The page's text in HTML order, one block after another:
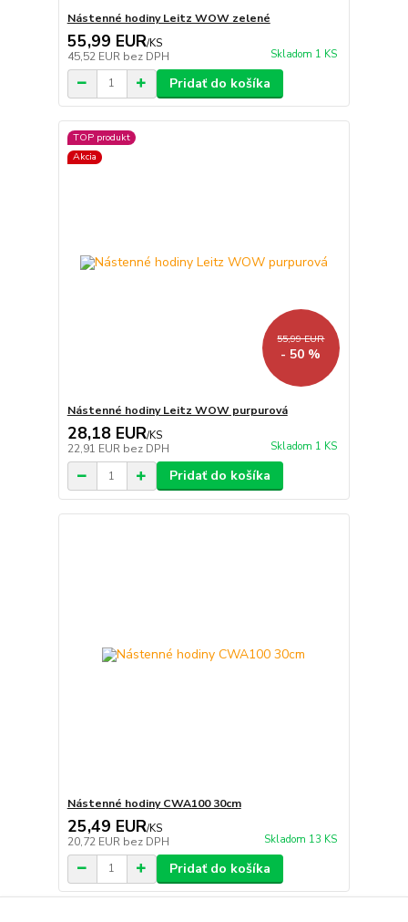
Nástenné hodiny Leitz WOW zelené
55,99 EUR/KS
45,52 EUR bez DPH Skladom 1 KS
Pridať do košíka
TOP produkt
Akcia
55,99 EUR
- 50 %
Nástenné hodiny Leitz WOW purpurová
28,18 EUR/KS
22,91 EUR bez DPH Skladom 1 KS
Pridať do košíka
Nástenné hodiny CWA100 30cm
25,49 EUR/KS
20,72 EUR bez DPH Skladom 13 KS
Pridať do košíka